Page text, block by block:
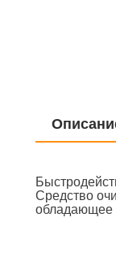
Средство
обладающее